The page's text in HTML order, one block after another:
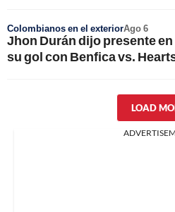
Colombianos en el exteriorAgo 6
Jhon Durán dijo presente
su gol con Benfica vs.
LOAD